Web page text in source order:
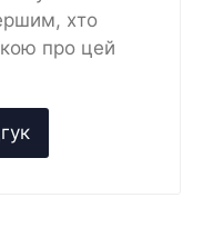
хто
про цей